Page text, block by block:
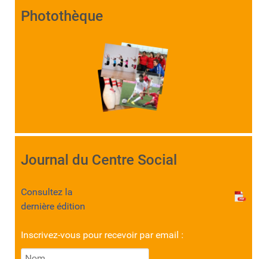
Photothèque
Journal du Centre Social
Consultez la
dernière édition
Inscrivez-vous pour recevoir par email :